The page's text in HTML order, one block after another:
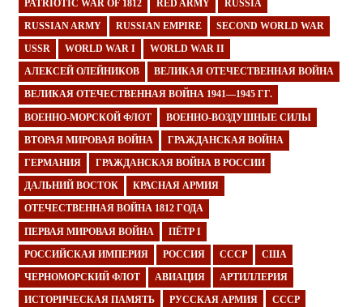
PATRIOTIC WAR OF 1812 RED ARMY RUSSIA
RUSSIAN ARMY RUSSIAN EMPIRE SECOND WORLD WAR
USSR WORLD WAR I WORLD WAR II
АЛЕКСЕЙ ОЛЕЙНИКОВ ВЕЛИКАЯ ОТЕЧЕСТВЕННАЯ ВОЙНА
ВЕЛИКАЯ ОТЕЧЕСТВЕННАЯ ВОЙНА 1941—1945 ГГ.
ВОЕННО-МОРСКОЙ ФЛОТ ВОЕННО-ВОЗДУШНЫЕ СИЛЫ
ВТОРАЯ МИРОВАЯ ВОЙНА ГРАЖДАНСКАЯ ВОЙНА
ГЕРМАНИЯ ГРАЖДАНСКАЯ ВОЙНА В РОССИИ
ДАЛЬНИЙ ВОСТОК КРАСНАЯ АРМИЯ
ОТЕЧЕСТВЕННАЯ ВОЙНА 1812 ГОДА
ПЕРВАЯ МИРОВАЯ ВОЙНА ПЁТР I
РОССИЙСКАЯ ИМПЕРИЯ РОССИЯ СССР США
ЧЕРНОМОРСКИЙ ФЛОТ АВИАЦИЯ АРТИЛЛЕРИЯ
ИСТОРИЧЕСКАЯ ПАМЯТЬ РУССКАЯ АРМИЯ СССР